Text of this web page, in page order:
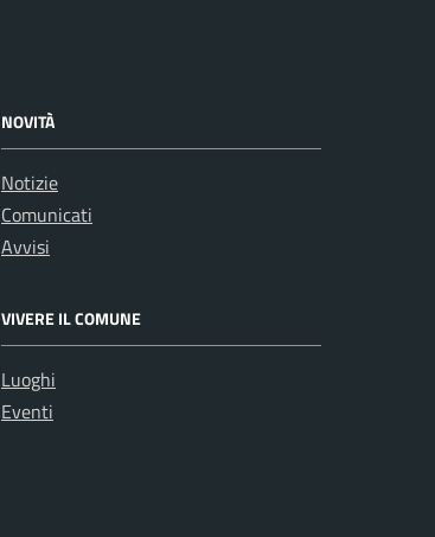
NOVITÀ
Notizie
Comunicati
Avvisi
VIVERE IL COMUNE
Luoghi
Eventi